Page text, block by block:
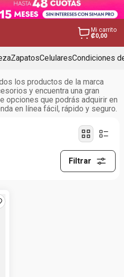
Mi carrito
₡0,00
ZapatosCelularesCondiciones
los productos de la marca
y encuentra una gran
opciones que podrás adquirir en
en línea fácil, rápido y seguro.
Filtrar